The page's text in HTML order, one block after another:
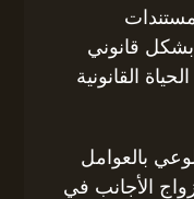
قانوني
القانونية
بالعوامل
الأجانب في